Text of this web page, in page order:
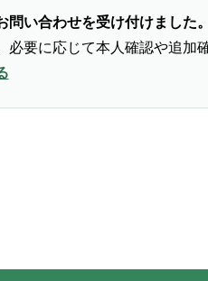
問い合わせを受け付けました。
必要に応じて本人確認や追加